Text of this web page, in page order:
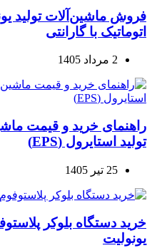
فروش ماشین‌آلات تولید
اتوماتیک با گارانتی
2 مرداد 1405
راهنمای خرید و قیمت
تولید استایرول (EPS)
25 تیر 1405
خرید دستگاه بلوکر
یونولیت